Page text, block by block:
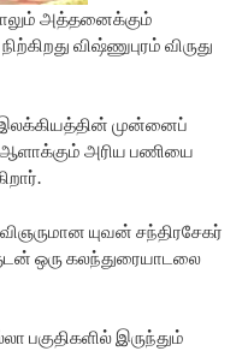
அத்தனைக்கும்
விஷ்ணுபுரம் விருது
முன்னைப்
ஆளாக்கும் அரிய பணியை
யுவன் சந்திரசேகர்
ஒரு கலந்துரையாடலை
பகுதிகளில் இருந்தும்